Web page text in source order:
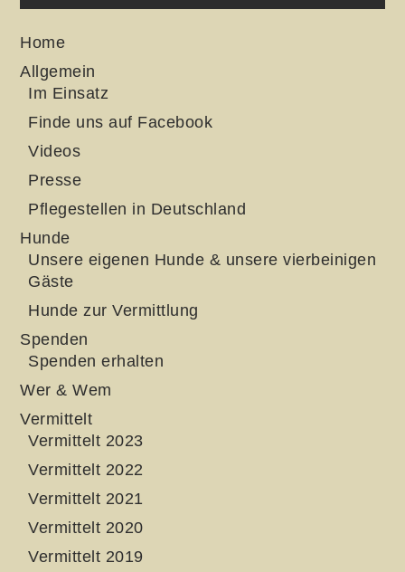
Home
Allgemein
Im Einsatz
Finde uns auf Facebook
Videos
Presse
Pflegestellen in Deutschland
Hunde
Unsere eigenen Hunde & unsere vierbeinigen
Gäste
Hunde zur Vermittlung
Spenden
Spenden erhalten
Wer & Wem
Vermittelt
Vermittelt 2023
Vermittelt 2022
Vermittelt 2021
Vermittelt 2020
Vermittelt 2019